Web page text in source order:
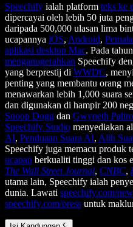
Speechify ialah platform teks ke
dipercayai oleh lebih 50 juta
daripada 500,000 ulasan lima
ucapannya iOS, Android,
aplikasi desktop Mac. Pada
menganugerahkan Speechify
yang berprestij di WWDC,
penting yang membantu orang
menawarkan lebih 1,000 suara
dan digunakan di hampir 200
Snoop Dogg dan Gwyneth
Speechify Studio menyediakan
AI, Penduaan Suara AI, Alih
Speechify juga memacu produk
ucapan berkualiti tinggi dan kos
The Wall Street Journal, CNBC,
utama lain, Speechify ialah
dunia. Lawati speechify.com/
speechify.com/press untuk